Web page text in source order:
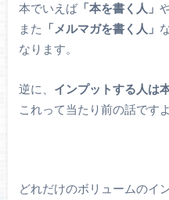
本でいえば「本を書く人」
また 「メルマガを書く人」
なります。
逆に、 インプットする人は
これって当たり前の話です
どれだけのボリュームのイ